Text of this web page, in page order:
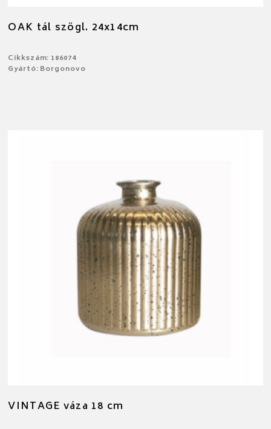
OAK tál szögl. 24x14cm
Cikkszám: 186074
Gyártó: Borgonovo
VINTAGE váza 18 cm